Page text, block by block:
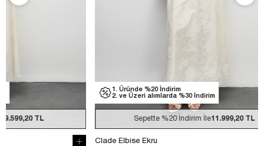
2. ve Üzeri alımlarda %30 İndirim
11.999,20 TL
1.